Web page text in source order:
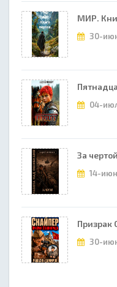
МИР.
30-
04-
За чертой
14-
Призрак
30-